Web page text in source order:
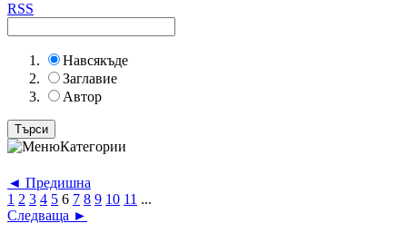
RSS
Навсякъде
Заглавие
Автор
Категории
◄ Предишна
1 2 3 4 5 6 7 8 9 10 11 ...
Следваща ►